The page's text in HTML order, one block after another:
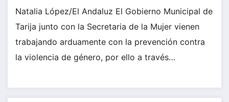
Natalia López/El Andaluz El Gobierno Municipal de
Tarija junto con la Secretaria de la Mujer vienen
trabajando arduamente con la prevención contra
la violencia de género, por ello a través…